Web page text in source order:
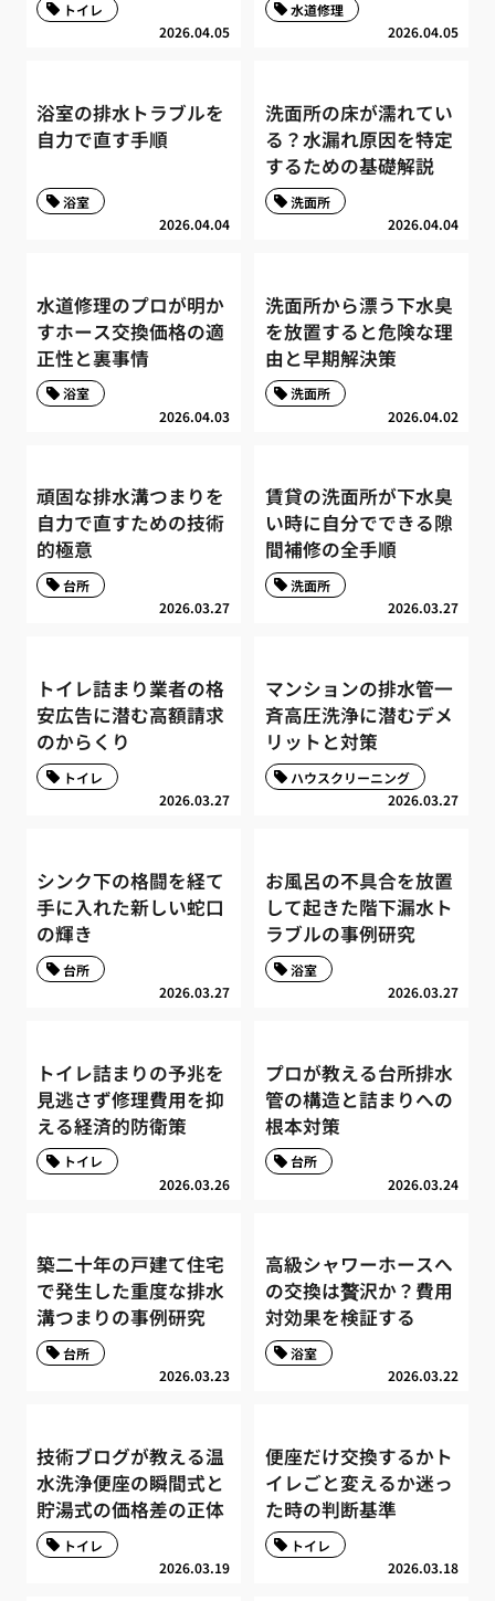
2026.04.05
トイレ
2026.04.05
水道修理
浴室の排水トラブルを
自力で直す手順
2026.04.04
浴室
洗面所の床が濡れてい
る？水漏れ原因を特定
するための基礎解説
2026.04.04
洗面所
水道修理のプロが明か
すホース交換価格の適
正性と裏事情
2026.04.03
浴室
洗面所から漂う下水臭
を放置すると危険な理
由と早期解決策
2026.04.02
洗面所
頑固な排水溝つまりを
自力で直すための技術
的極意
2026.03.27
台所
賃貸の洗面所が下水臭
い時に自分でできる隙
間補修の全手順
2026.03.27
洗面所
トイレ詰まり業者の格
安広告に潜む高額請求
のからくり
2026.03.27
トイレ
マンションの排水管一
斉高圧洗浄に潜むデメ
リットと対策
2026.03.27
ハウスクリーニング
シンク下の格闘を経て
手に入れた新しい蛇口
の輝き
2026.03.27
台所
お風呂の不具合を放置
して起きた階下漏水ト
ラブルの事例研究
2026.03.27
浴室
トイレ詰まりの予兆を
見逃さず修理費用を抑
える経済的防衛策
2026.03.26
トイレ
プロが教える台所排水
管の構造と詰まりへの
根本対策
2026.03.24
台所
築二十年の戸建て住宅
で発生した重度な排水
溝つまりの事例研究
2026.03.23
台所
高級シャワーホースへ
の交換は贅沢か？費用
対効果を検証する
2026.03.22
浴室
技術ブログが教える温
水洗浄便座の瞬間式と
貯湯式の価格差の正体
2026.03.19
トイレ
便座だけ交換するかト
イレごと変えるか迷っ
た時の判断基準
2026.03.18
トイレ